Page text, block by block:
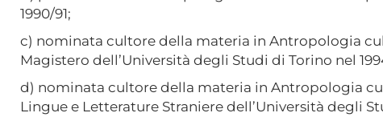
1990/91;
c) nominata cultore della materia in Antropologia
Magistero dell’Università degli Studi di Torino nel
d) nominata cultore della materia in Antropologia
Lingue e Letterature Straniere dell’Università degli